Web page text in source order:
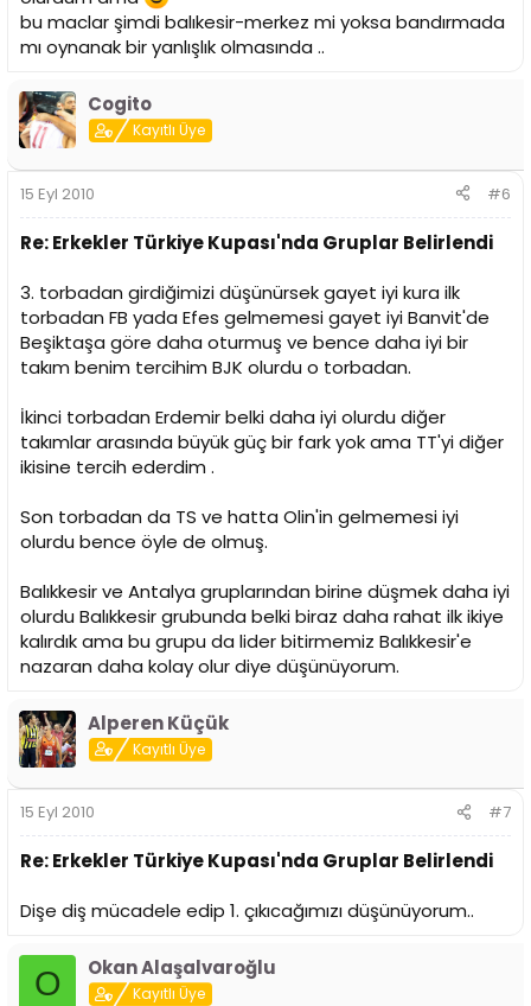
bu maclar şimdi balıkesir-merkez mi yoksa bandırmada
mı oynanak bir yanlışlık olmasında ..
Cogito
Kayıtlı Üye
15 Eyl 2010 #6
Re: Erkekler Türkiye Kupası'nda Gruplar Belirlendi
3. torbadan girdiğimizi düşünürsek gayet iyi kura ilk
torbadan FB yada Efes gelmemesi gayet iyi Banvit'de
Beşiktaşa göre daha oturmuş ve bence daha iyi bir
takım benim tercihim BJK olurdu o torbadan.
İkinci torbadan Erdemir belki daha iyi olurdu diğer
takımlar arasında büyük güç bir fark yok ama TT'yi diğer
ikisine tercih ederdim .
Son torbadan da TS ve hatta Olin'in gelmemesi iyi
olurdu bence öyle de olmuş.
Balıkkesir ve Antalya gruplarından birine düşmek daha iyi
olurdu Balıkkesir grubunda belki biraz daha rahat ilk ikiye
kalırdık ama bu grupu da lider bitirmemiz Balıkkesir'e
nazaran daha kolay olur diye düşünüyorum.
Alperen Küçük
Kayıtlı Üye
15 Eyl 2010 #7
Re: Erkekler Türkiye Kupası'nda Gruplar Belirlendi
Dişe diş mücadele edip 1. çıkıcağımızı düşünüyorum..
O Okan Alaşalvaroğlu
Kayıtlı Üye